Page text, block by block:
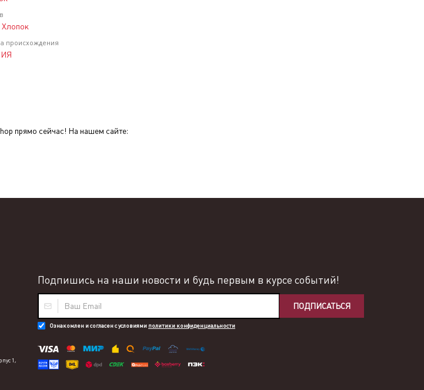
Хлопок
происхождения
прямо сейчас! На нашем сайте:
Подпишись на наши новости и будь первым в курсе событий!
ПОДПИСАТЬСЯ
Ознакомлен и согласен с условиями политики конфиденциальности
1,